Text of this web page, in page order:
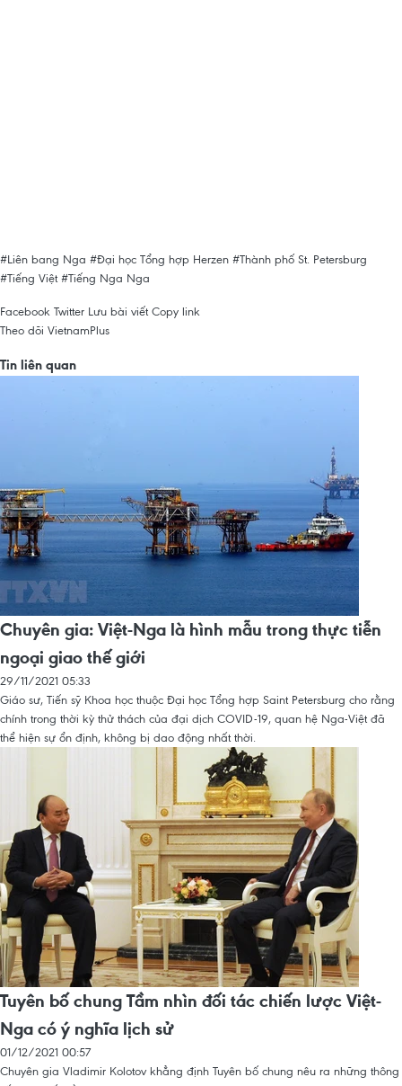
#Liên bang Nga #Đại học Tổng hợp Herzen #Thành phố St. Petersburg
#Tiếng Việt #Tiếng Nga Nga
Facebook Twitter Lưu bài viết Copy link
Theo dõi VietnamPlus
Tin liên quan
Chuyên gia: Việt-Nga là hình mẫu trong thực tiễn
ngoại giao thế giới
29/11/2021 05:33
Giáo sư, Tiến sỹ Khoa học thuộc Đại học Tổng hợp Saint Petersburg cho rằng
chính trong thời kỳ thử thách của đại dịch COVID-19, quan hệ Nga-Việt đã
thể hiện sự ổn định, không bị dao động nhất thời.
Tuyên bố chung Tầm nhìn đối tác chiến lược Việt-
Nga có ý nghĩa lịch sử
01/12/2021 00:57
Chuyên gia Vladimir Kolotov khẳng định Tuyên bố chung nêu ra những thông